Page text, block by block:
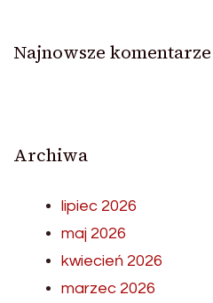
Najnowsze komentarze
Archiwa
lipiec 2026
maj 2026
kwiecień 2026
marzec 2026